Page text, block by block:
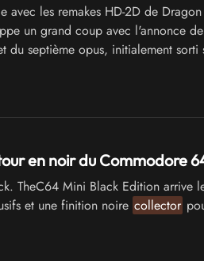
les remakes HD-2D de Dragon
un grand coup avec l'annonce
du septième opus, initialement sorti
artistique inédite qui pourrait bien
en noir du Commodore
TheC64 Mini Black Edition arrive
et une finition noire collector